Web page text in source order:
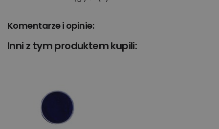
Komentarze i opinie:
Inni z tym produktem kupili: